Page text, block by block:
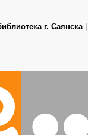
г. Саянска